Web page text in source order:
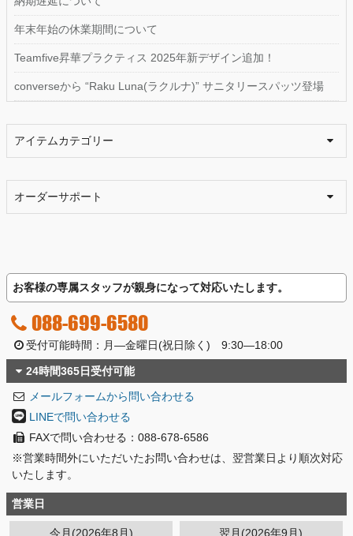
年末年始の休業期間について
Teamfive昇華プラクティス 2025年新デザイン追加！
converseから “Raku Luna(ラクルナ)” サニタリースパッツ登場
アイテムカテゴリー
オーダーサポート
お客様の専属スタッフが親身になって対応いたします。
088-699-6580
受付可能時間：月―金曜日(祝日除く) 9:30―18:00
24時間365日受付可能
メールフォームから問い合わせる
LINEで問い合わせる
FAXで問い合わせる：088-678-6586
※営業時間外にいただいたお問い合わせは、翌営業日より順次対応
いたします。
営業日
今月(2026年8月) 翌月(2026年9月)